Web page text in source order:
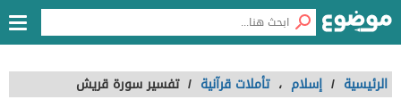
الرئيسية / إسلام ، تأملات قرآنية / تفسير سورة قريش